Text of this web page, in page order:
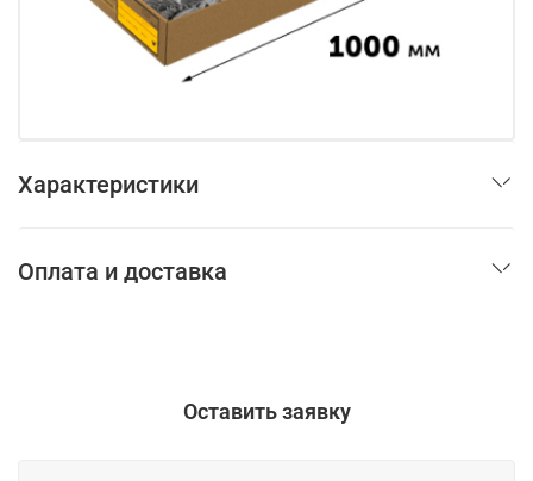
Характеристики
Оплата и доставка
Оставить заявку